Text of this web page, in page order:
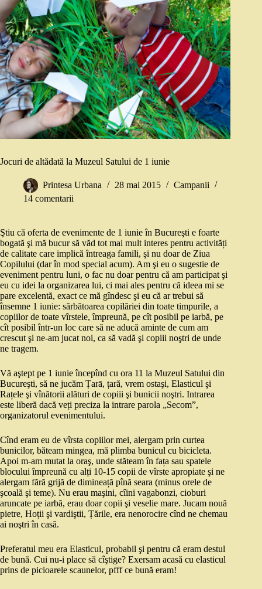
Jocuri de altădată la Muzeul Satului de 1 iunie
Printesa Urbana 28 mai 2015
Campanii
14 comentarii
Ştiu că oferta de evenimente de 1 iunie în Bucureşti e foarte
bogată şi mă bucur să văd tot mai mult interes pentru activități
de calitate care implică întreaga famili, şi nu doar de Ziua
Copilului (dar în mod special acum). Am şi eu o sugestie de
eveniment pentru luni, o fac nu doar pentru că am participat şi
eu cu idei la organizarea lui, ci mai ales pentru că ideea mi se
pare excelentă, exact ce mă gîndesc şi eu că ar trebui să
însemne 1 iunie: sărbătoarea copilăriei din toate timpurile, a
copiilor de toate vîrstele, împreună, pe cît posibil pe iarbă, pe
cît posibil într-un loc care să ne aducă aminte de cum am
crescut şi ne-am jucat noi, ca să vadă şi copiii noştri de unde
ne tragem.
Vă aştept pe 1 iunie începînd cu ora 11 la Muzeul Satului din
Bucureşti, să ne jucăm Țarā, țară, vrem ostaşi, Elasticul şi
Rațele şi vînătorii alături de copiii şi bunicii noştri. Intrarea
este liberă dacă veți preciza la intrare parola „Secom”,
organizatorul evenimentului.
Cînd eram eu de vîrsta copiilor mei, alergam prin curtea
bunicilor, băteam mingea, mă plimba bunicul cu bicicleta.
Apoi m-am mutat la oraş, unde stăteam în fața sau spatele
blocului împreună cu alți 10-15 copii de vîrste apropiate şi ne
alergam fără grijă de dimineață pînă seara (minus orele de
şcoală şi teme). Nu erau maşini, cîini vagabonzi, cioburi
aruncate pe iarbă, erau doar copii şi veselie mare. Jucam nouă
pietre, Hoții şi vardiştii, Țările, era nenorocire cînd ne chemau
ai noştri în casă.
Preferatul meu era Elasticul, probabil şi pentru că eram destul
de bună. Cui nu-i place să cîştige? Exersam acasă cu elasticul
prins de picioarele scaunelor, pfff ce bună eram!